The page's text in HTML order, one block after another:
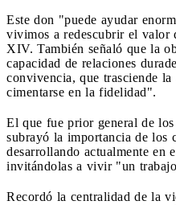
Este don "puede ayudar
vivimos a redescubrir el
XIV. También señaló que la
capacidad de relaciones
convivencia, que trasciende la
cimentarse en la fidelidad".
El que fue prior general de los
subrayó la importancia de los
desarrollando actualmente en
invitándolas a vivir "un
Recordó la centralidad de la